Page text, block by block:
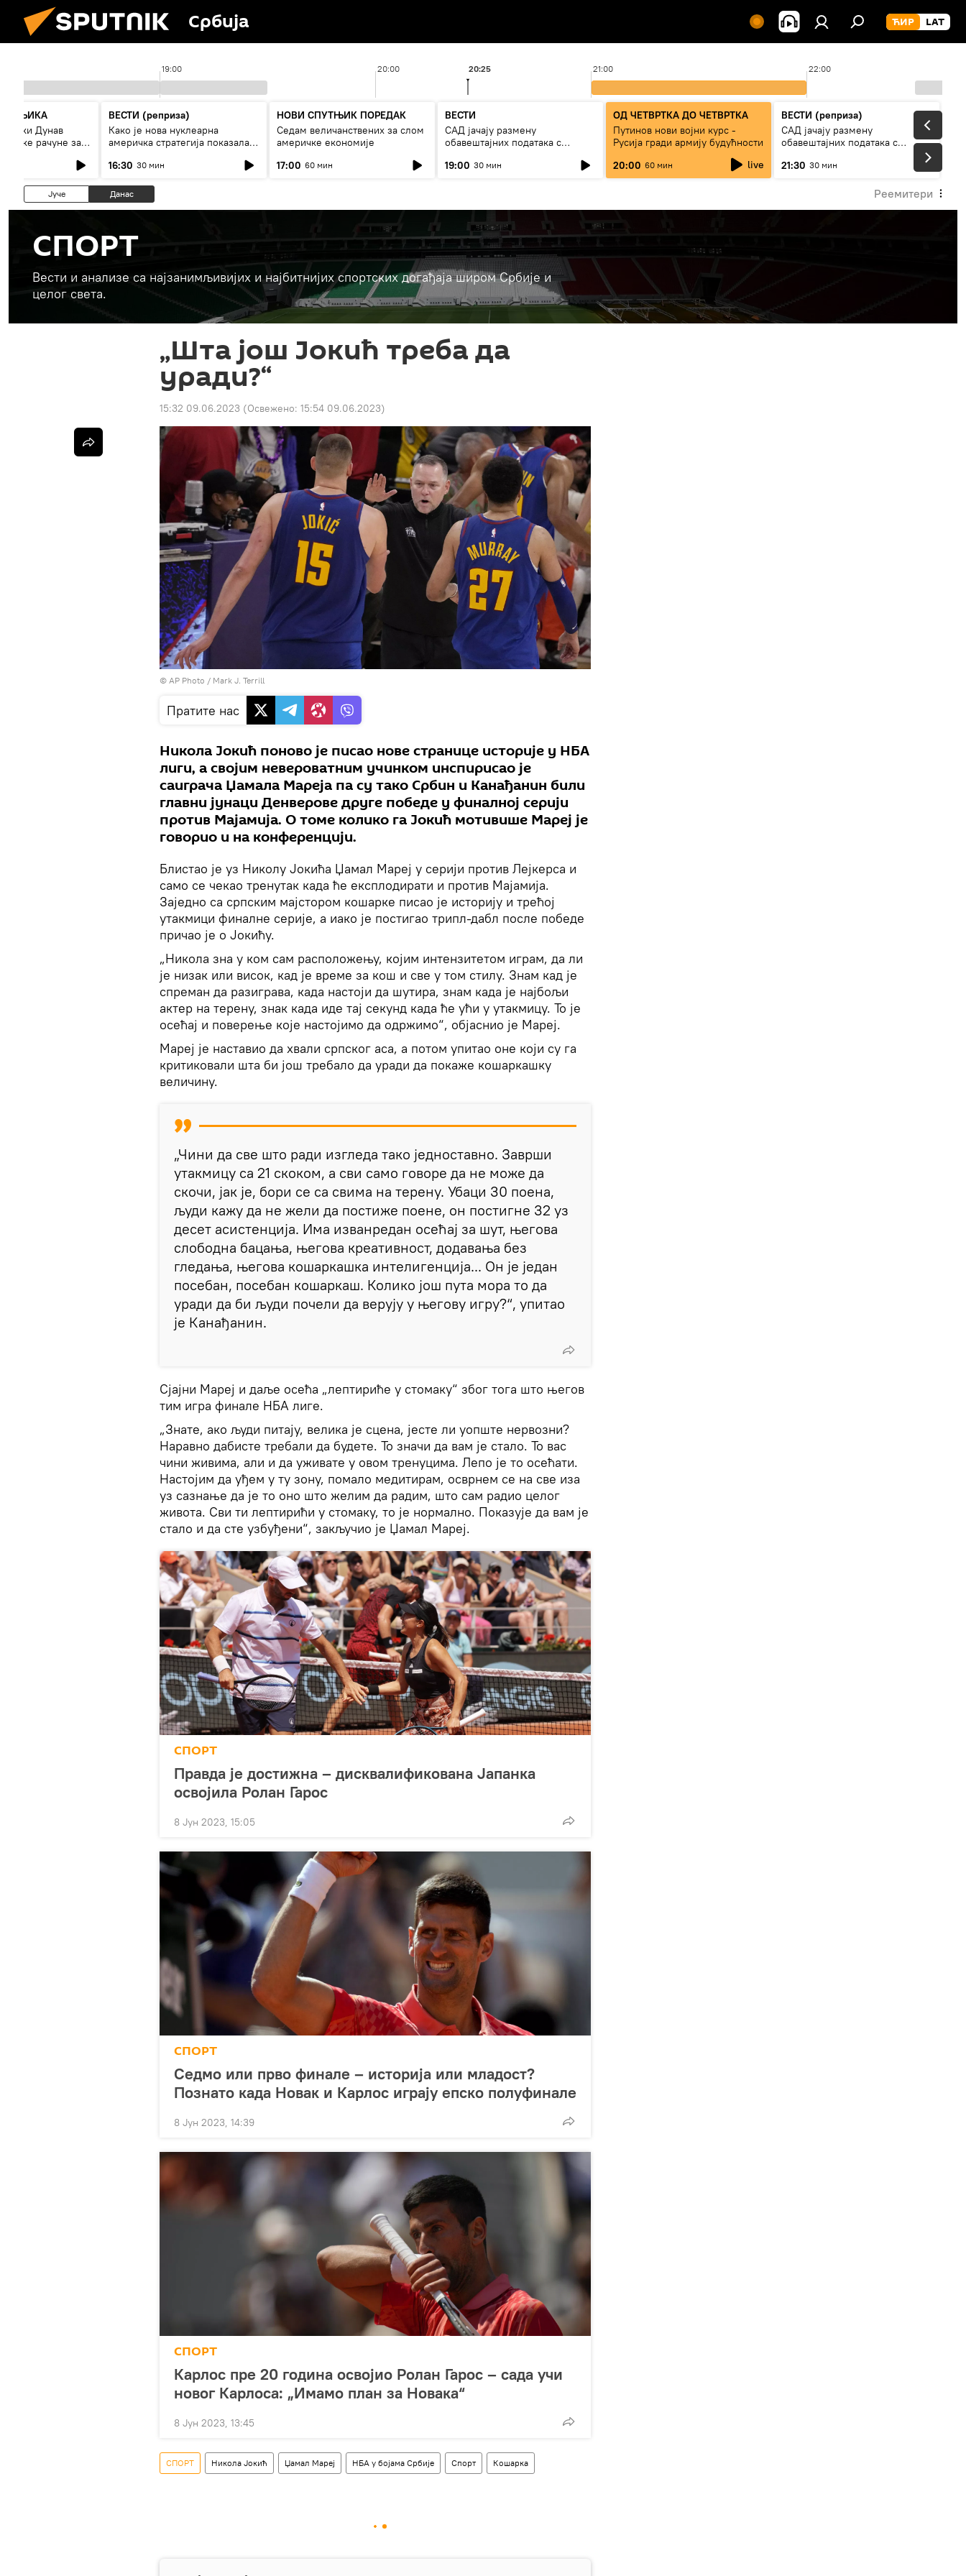
Србија
19:00 20:00 21:00 22:00
20:25
Дунав
рачуне за
ВЕСТИ (реприза)
Како је нова нуклеарна
америчка стратегија показала
16:30 30 мин
НОВИ СПУТЊИК ПОРЕДАК
Седам величанствених за слом
америчке економије
17:00 60 мин
ВЕСТИ
САД јачају размену
обавештајних података с
19:00 30 мин
ОД ЧЕТВРТКА ДО ЧЕТВРТКА
Путинов нови војни курс -
Русија гради армију будућности
20:00 60 мин live
ВЕСТИ (реприза)
САД јачају размену
обавештајних података с
21:30 30 мин
Јуче Данас Реемитери
СПОРТ
Вести и анализе са најзанимљивијих и најбитнијих спортских догађаја широм Србије и
целог света.
„Шта још Јокић треба да
уради?“
15:32 09.06.2023 (Освежено: 15:54 09.06.2023)
© AP Photo / Mark J. Terrill
Пратите нас
Никола Јокић поново је писао нове странице историје у НБА
лиги, а својим невероватним учинком инспирисао је
саиграча Џамала Мареја па су тако Србин и Канађанин били
главни јунаци Денверове друге победе у финалној серији
против Мајамија. О томе колико га Јокић мотивише Мареј је
говорио и на конференцији.
Блистао је уз Николу Јокића Џамал Мареј у серији против Лејкерса и
само се чекао тренутак када ће експлодирати и против Мајамија.
Заједно са српским мајстором кошарке писао је историју и трећој
утакмици финалне серије, а иако је постигао трипл-дабл после победе
причао је о Јокићу.
„Никола зна у ком сам расположењу, којим интензитетом играм, да ли
је низак или висок, кад је време за кош и све у том стилу. Знам кад је
спреман да разиграва, када настоји да шутира, знам када је најбољи
актер на терену, знак када иде тај секунд када ће ући у утакмицу. То је
осећај и поверење које настојимо да одржимо“, објаснио је Мареј.
Мареј је наставио да хвали српског аса, а потом упитао оне који су га
критиковали шта би још требало да уради да покаже кошаркашку
величину.
„Чини да све што ради изгледа тако једноставно. Заврши
утакмицу са 21 скоком, а сви само говоре да не може да
скочи, јак је, бори се са свима на терену. Убаци 30 поена,
људи кажу да не жели да постиже поене, он постигне 32 уз
десет асистенција. Има изванредан осећај за шут, његова
слободна бацања, његова креативност, додавања без
гледања, његова кошаркашка интелигенција... Он је један
посебан, посебан кошаркаш. Колико још пута мора то да
уради да би људи почели да верују у његову игру?“, упитао
је Канађанин.
Сјајни Мареј и даље осећа „лептириће у стомаку“ због тога што његов
тим игра финале НБА лиге.
„Знате, ако људи питају, велика је сцена, јесте ли уопште нервозни?
Наравно дабисте требали да будете. То значи да вам је стало. То вас
чини живима, али и да уживате у овом тренуцима. Лепо је то осећати.
Настојим да уђем у ту зону, помало медитирам, осврнем се на све иза
уз сазнање да је то оно што желим да радим, што сам радио целог
живота. Сви ти лептирићи у стомаку, то је нормално. Показује да вам је
стало и да сте узбуђени“, закључио је Џамал Мареј.
СПОРТ
Правда је достижна – дисквалификована Јапанка
освојила Ролан Гарос
8 Јун 2023, 15:05
СПОРТ
Седмо или прво финале – историја или младост?
Познато када Новак и Карлос играју епско полуфинале
8 Јун 2023, 14:39
СПОРТ
Карлос пре 20 година освојио Ролан Гарос – сада учи
новог Карлоса: „Имамо план за Новака“
8 Јун 2023, 13:45
СПОРТ Никола Јокић Џамал Мареј НБА у бојама Србије Спорт Кошарка